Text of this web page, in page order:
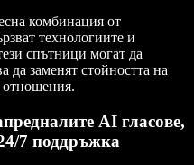
комбинация от
технологиите и
спътници могат да
да заменят стойността на
AI гласове,
7 поддръжка